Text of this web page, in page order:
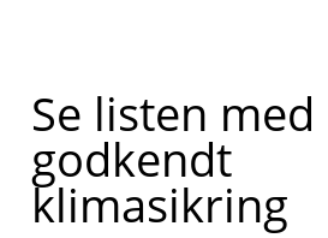
Se listen med
godkendt
klimasikring